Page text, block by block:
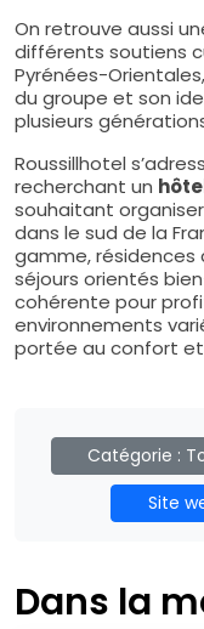
On retrouve aussi
différents soutiens
Pyrénées-
du groupe et son
plusieurs
Roussillhotel
recherchant un
souhaitant
dans le sud de la
gamme, résidences
séjours orientés
cohérente pour
environnements
portée au confort et
Catégorie :
Site
Dans la